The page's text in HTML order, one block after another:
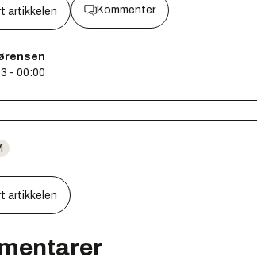
artikkelen Kommenter
- 00:00
artikkelen